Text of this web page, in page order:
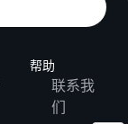
帮助
联系我
们